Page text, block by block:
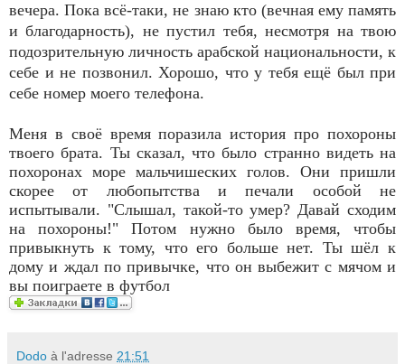
вечера. Пока всё-таки, не знаю кто (вечная ему память
и благодарность), не пустил тебя, несмотря на твою
подозрительную личность арабской национальности, к
себе и не позвонил. Хорошо, что у тебя ещё был при
себе номер моего телефона.
Меня в своё время поразила история про похороны
твоего брата. Ты сказал, что было странно видеть на
похоронах море мальчишеских голов. Они пришли
скорее от любопытства и печали особой не
испытывали. "Слышал, такой-то умер? Давай сходим
на похороны!" Потом нужно было время, чтобы
привыкнуть к тому, что его больше нет. Ты шёл к
дому и ждал по привычке, что он выбежит с мячом и
вы поиграете в футбол
Dodo à l'adresse 21:51